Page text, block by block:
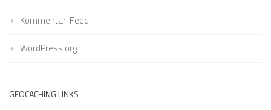
Kommentar-Feed
WordPress.org
GEOCACHING LINKS